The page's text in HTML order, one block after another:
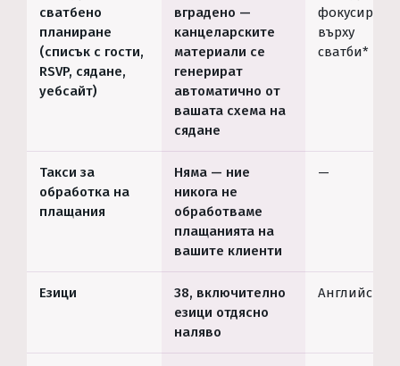
сватбено
планиране
(списък с гости,
RSVP, сядане,
уебсайт)
вградено —
канцеларските
материали се
генерират
автоматично от
вашата схема на
сядане
фокусирани
върху
сватби*
Такси за
обработка на
плащания
Няма — ние
никога не
обработваме
плащанията на
вашите клиенти
—
Езици
38, включително
езици отдясно
наляво
Английски*